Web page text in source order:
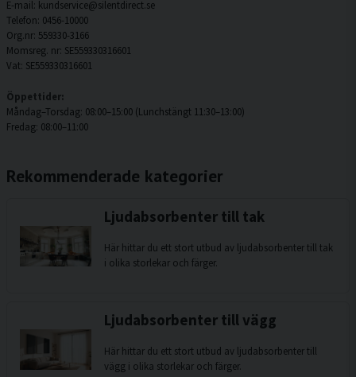
Vi återkommer till dig så snart som möjligt med vidare instruktioner.
E-mail: kundservice@silentdirect.se
Telefon: 0456-10000
Org.nr: 559330-3166
Momsreg. nr: SE559330316601
Vat: SE559330316601
Öppettider:
Måndag–Torsdag: 08:00–15:00 (Lunchstängt 11:30–13:00)
Fredag: 08:00–11:00
Rekommenderade kategorier
Ljudabsorbenter till tak
Här hittar du ett stort utbud av ljudabsorbenter till tak
i olika storlekar och färger.
Ljudabsorbenter till vägg
Här hittar du ett stort utbud av ljudabsorbenter till
vägg i olika storlekar och färger.